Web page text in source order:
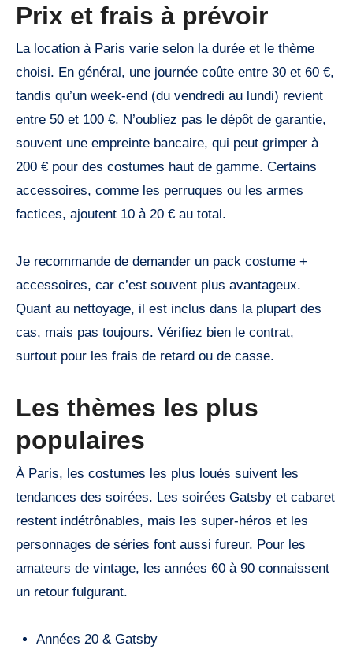
Prix et frais à prévoir
La location à Paris varie selon la durée et le thème
choisi. En général, une journée coûte entre 30 et 60 €,
tandis qu’un week-end (du vendredi au lundi) revient
entre 50 et 100 €. N’oubliez pas le dépôt de garantie,
souvent une empreinte bancaire, qui peut grimper à
200 € pour des costumes haut de gamme. Certains
accessoires, comme les perruques ou les armes
factices, ajoutent 10 à 20 € au total.
Je recommande de demander un pack costume +
accessoires, car c’est souvent plus avantageux.
Quant au nettoyage, il est inclus dans la plupart des
cas, mais pas toujours. Vérifiez bien le contrat,
surtout pour les frais de retard ou de casse.
Les thèmes les plus
populaires
À Paris, les costumes les plus loués suivent les
tendances des soirées. Les soirées Gatsby et cabaret
restent indétrônables, mais les super-héros et les
personnages de séries font aussi fureur. Pour les
amateurs de vintage, les années 60 à 90 connaissent
un retour fulgurant.
Années 20 & Gatsby